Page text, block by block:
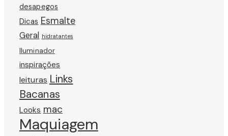
desapegos
Dicas Esmalte
Geral hidratantes
Iluminador
inspirações
leituras Links
Bacanas
Looks mac
Maquiagem